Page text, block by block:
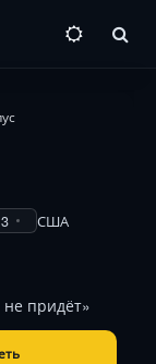
США
не придёт»